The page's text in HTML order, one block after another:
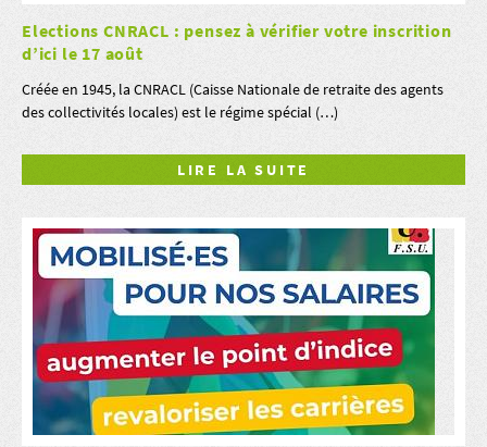
Elections CNRACL : pensez à vérifier votre inscrition
d’ici le 17 août
Créée en 1945, la CNRACL (Caisse Nationale de retraite des agents
des collectivités locales) est le régime spécial (…)
LIRE LA SUITE